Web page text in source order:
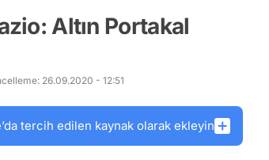
Altın Portakal
26.09.2020 - 12:51
tercih edilen kaynak olarak ekleyin